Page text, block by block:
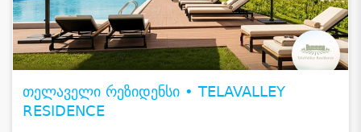
თელაველი რეზიდენსი • TELAVALLEY
RESIDENCE